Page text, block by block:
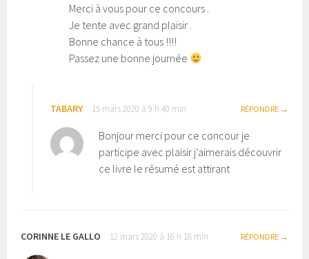
Merci à vous pour ce concours .
Je tente avec grand plaisir .
Bonne chance à tous !!!!
Passez une bonne journée
TABARY 15 mars 2020 à 9 h 40 min RÉPONDRE
Bonjour merci pour ce concour je
participe avec plaisir j’aimerais découvrir
ce livre le résumé est attirant
CORINNE LE GALLO 12 mars 2020 à 16 h 18 min RÉPONDRE